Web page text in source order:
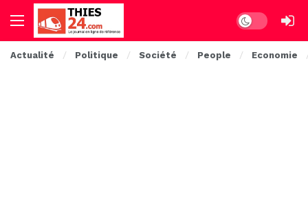
Dark mode
Actualité Politique Société People Economie